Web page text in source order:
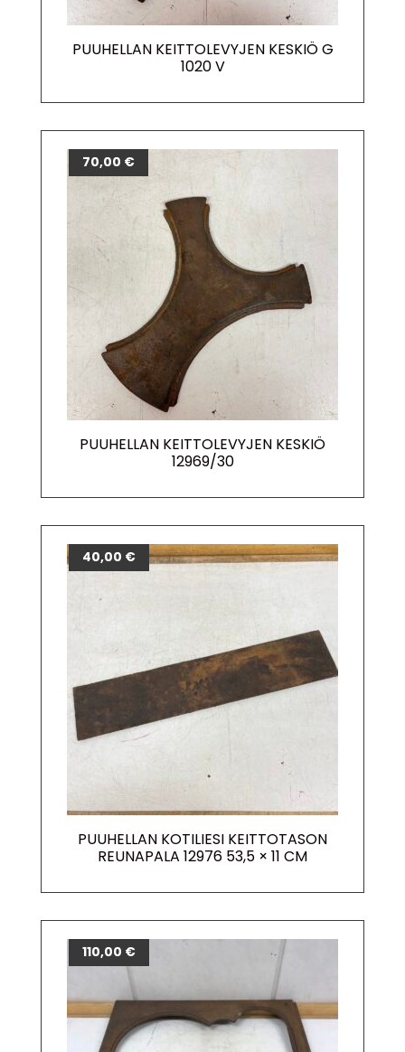
PUUHELLAN KEITTOLEVYJEN KESKIÖ G
1020 V
PUUHELLAN KEITTOLEVYJEN KESKIÖ
12969/30
70,00 €
PUUHELLAN KOTILIESI KEITTOTASON
REUNAPALA 12976 53,5 × 11 CM
40,00 €
110,00 €